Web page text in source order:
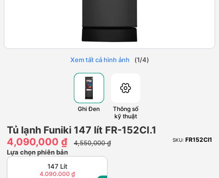
Xem tất cả hình ảnh (1/4)
Ghi Đen
Thông số
kỹ thuật
Tủ lạnh Funiki 147 lít FR-152CI.1
4,090,000 ₫
4,550,000 ₫ SKU: FR152CI1
Lựa chọn phiên bản
147 Lít
4.090.000 ₫